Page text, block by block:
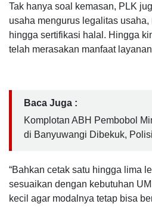
Tak hanya soal kemasan, PLK
usaha mengurus legalitas usaha,
hingga sertifikasi halal. Hingga
telah merasakan manfaat
Baca Juga :
Komplotan ABH Pembobol
di Banyuwangi Dibekuk,
“Bahkan cetak satu hingga lima
sesuaikan dengan kebutuhan
kecil agar modalnya tetap bisa